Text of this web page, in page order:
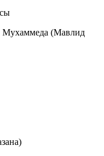
Мухаммеда (Мавлид